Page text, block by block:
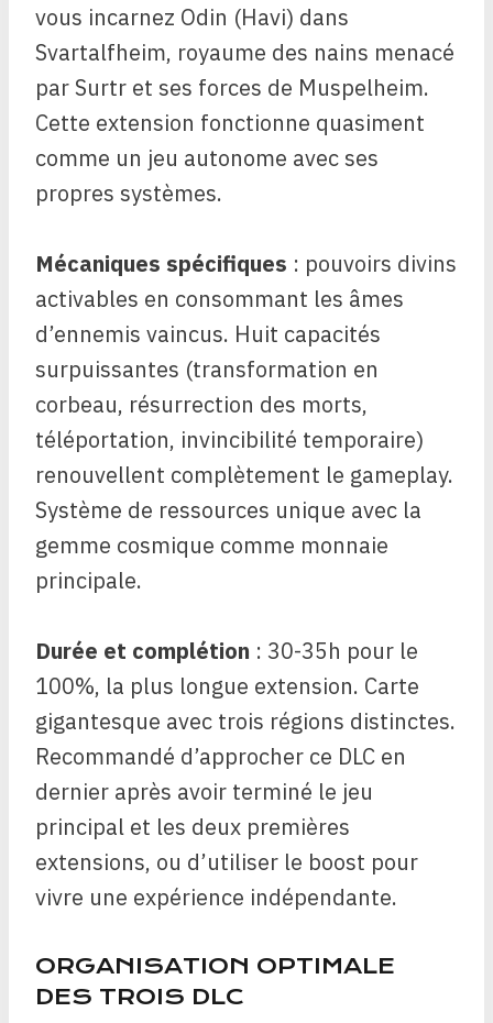
vous incarnez Odin (Havi) dans
Svartalfheim, royaume des nains menacé
par Surtr et ses forces de Muspelheim.
Cette extension fonctionne quasiment
comme un jeu autonome avec ses
propres systèmes.
Mécaniques spécifiques : pouvoirs divins
activables en consommant les âmes
d’ennemis vaincus. Huit capacités
surpuissantes (transformation en
corbeau, résurrection des morts,
téléportation, invincibilité temporaire)
renouvellent complètement le gameplay.
Système de ressources unique avec la
gemme cosmique comme monnaie
principale.
Durée et complétion : 30-35h pour le
100%, la plus longue extension. Carte
gigantesque avec trois régions distinctes.
Recommandé d’approcher ce DLC en
dernier après avoir terminé le jeu
principal et les deux premières
extensions, ou d’utiliser le boost pour
vivre une expérience indépendante.
ORGANISATION OPTIMALE
DES TROIS DLC